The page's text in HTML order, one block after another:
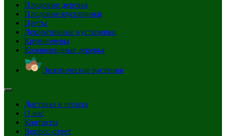
Плодовые деревья
Плодовые кустарники
Цветы
Декоративные кустарники
Крупномеры
Колоновидные деревья
Экзотические растения
Доставка и оплата
О нас
Контакты
Вопрос-ответ